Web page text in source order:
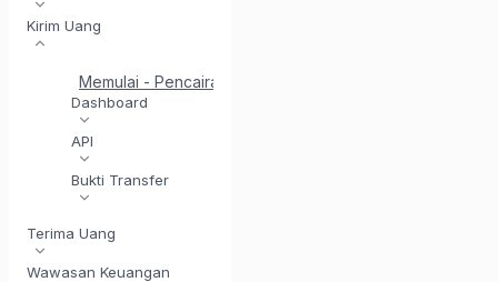
Kirim Uang
Memulai - Pencairan
Dashboard
API
Bukti Transfer
Terima Uang
Wawasan Keuangan